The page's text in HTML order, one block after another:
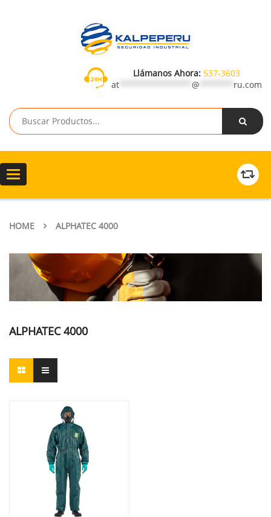
Llámanos Ahora: 537-3603
at
@ ru.com
Toggle
navigation
HOME ALPHATEC 4000
ALPHATEC 4000